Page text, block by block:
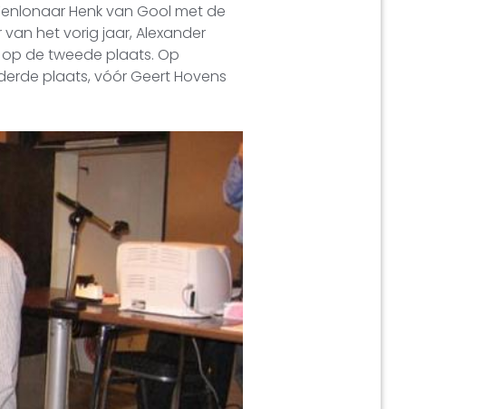
Henk van Gool met de
het vorig jaar, Alexander
de tweede plaats. Op
plaats, vóór Geert Hovens